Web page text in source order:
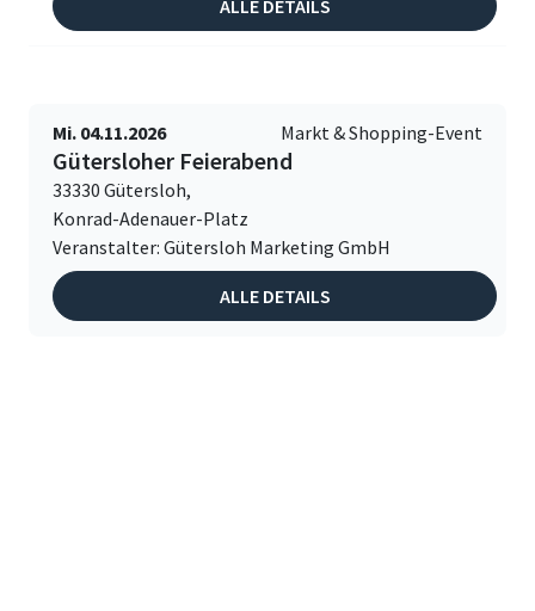
ALLE DETAILS
Mi. 04.11.2026 Markt & Shopping-Event
Gütersloher Feierabend
33330 Gütersloh,
Konrad-Adenauer-Platz
Veranstalter: Gütersloh Marketing GmbH
ALLE DETAILS